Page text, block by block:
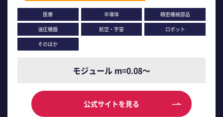
医療 半導体
精密機械部品
油圧機器
航空・宇宙
ロボット
そのほか
モジュール m=0.08～
公式サイトを見る